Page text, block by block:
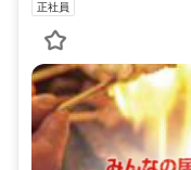
正社員